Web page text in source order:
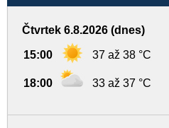
Čtvrtek 6.8.2026 (dnes)
15:00 37 až 38 °C
18:00 33 až 37 °C